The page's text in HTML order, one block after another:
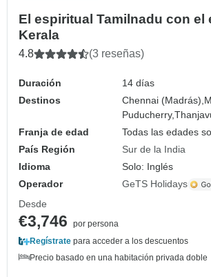
El espiritual Tamilnadu con el
Kerala
4.8 (3 reseñas)
Duración
14 días
Destinos
Chennai (Madrás),
Puducherry,
Franja de edad
Todas las edades
País Región
Sur de la India
Idioma
Solo: Inglés
Operador
GeTS Holidays
Desde
€3,746
por persona
Regístrate para acceder a los descuentos
Precio basado en una habitación privada doble